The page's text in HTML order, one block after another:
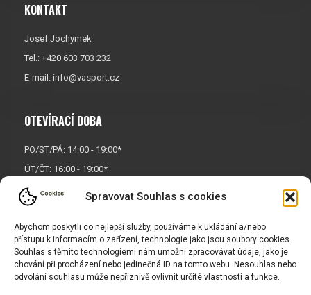
Spravovat Souhlas s cookies
Abychom poskytli co nejlepší služby, používáme k ukládání a/nebo
přístupu k informacím o zařízení, technologie jako jsou soubory cookies.
Souhlas s těmito technologiemi nám umožní zpracovávat údaje, jako je
chování při procházení nebo jedinečná ID na tomto webu. Nesouhlas nebo
odvolání souhlasu může nepříznivě ovlivnit určité vlastnosti a funkce.
KONTAKT
Josef Jochymek
Tel.: +420 603 703 232
E-mail: info@vasport.cz
OTEVÍRACÍ DOBA
PO/ST/PÁ: 14:00 - 19:00*
ÚT/ČT: 16:00 - 19:00*
Sobota: 9:00 - 17:00*
Neděle:
* Říjen, listopad a prosinec
OTEVŘENO POUZE
PO/ST/PÁ